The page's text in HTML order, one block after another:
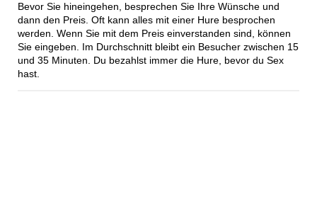
Bevor Sie hineingehen, besprechen Sie Ihre Wünsche und
dann den Preis. Oft kann alles mit einer Hure besprochen
werden. Wenn Sie mit dem Preis einverstanden sind, können
Sie eingeben. Im Durchschnitt bleibt ein Besucher zwischen 15
und 35 Minuten. Du bezahlst immer die Hure, bevor du Sex
hast.